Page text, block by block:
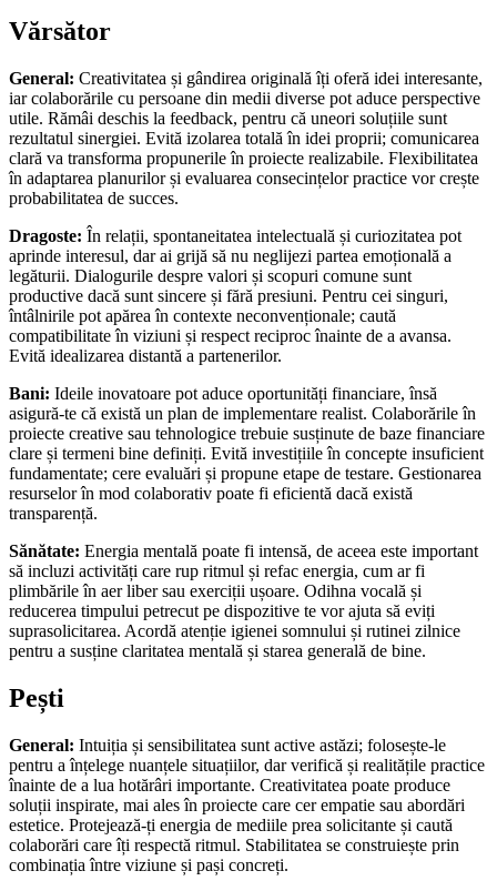
Vărsător
General: Creativitatea și gândirea originală îți oferă idei interesante,
iar colaborările cu persoane din medii diverse pot aduce perspective
utile. Rămâi deschis la feedback, pentru că uneori soluțiile sunt
rezultatul sinergiei. Evită izolarea totală în idei proprii; comunicarea
clară va transforma propunerile în proiecte realizabile. Flexibilitatea
în adaptarea planurilor și evaluarea consecințelor practice vor crește
probabilitatea de succes.
Dragoste: În relații, spontaneitatea intelectuală și curiozitatea pot
aprinde interesul, dar ai grijă să nu neglijezi partea emoțională a
legăturii. Dialogurile despre valori și scopuri comune sunt
productive dacă sunt sincere și fără presiuni. Pentru cei singuri,
întâlnirile pot apărea în contexte neconvenționale; caută
compatibilitate în viziuni și respect reciproc înainte de a avansa.
Evită idealizarea distantă a partenerilor.
Bani: Ideile inovatoare pot aduce oportunități financiare, însă
asigură-te că există un plan de implementare realist. Colaborările în
proiecte creative sau tehnologice trebuie susținute de baze financiare
clare și termeni bine definiți. Evită investițiile în concepte insuficient
fundamentate; cere evaluări și propune etape de testare. Gestionarea
resurselor în mod colaborativ poate fi eficientă dacă există
transparență.
Sănătate: Energia mentală poate fi intensă, de aceea este important
să incluzi activități care rup ritmul și refac energia, cum ar fi
plimbările în aer liber sau exerciții ușoare. Odihna vocală și
reducerea timpului petrecut pe dispozitive te vor ajuta să eviți
suprasolicitarea. Acordă atenție igienei somnului și rutinei zilnice
pentru a susține claritatea mentală și starea generală de bine.
Pești
General: Intuiția și sensibilitatea sunt active astăzi; folosește-le
pentru a înțelege nuanțele situațiilor, dar verifică și realitățile practice
înainte de a lua hotărâri importante. Creativitatea poate produce
soluții inspirate, mai ales în proiecte care cer empatie sau abordări
estetice. Protejează-ți energia de mediile prea solicitante și caută
colaborări care îți respectă ritmul. Stabilitatea se construiește prin
combinația între viziune și pași concreți.